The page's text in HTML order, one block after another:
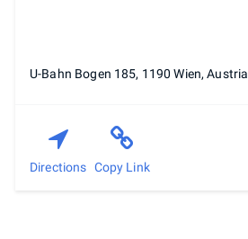
U-Bahn Bogen 185, 1190 Wien, Austria
Directions Copy Link